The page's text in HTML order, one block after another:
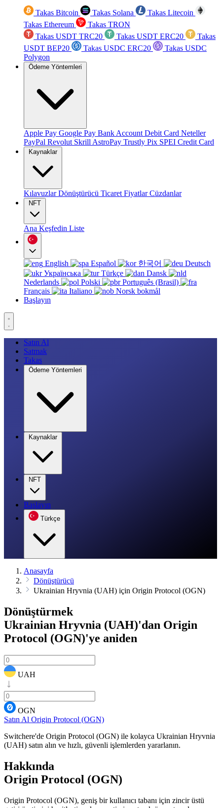
Takas Bitcoin Takas Solana
Takas Litecoin
Takas Ethereum
Takas TRON
Takas USDT TRC20
Takas USDT ERC20
Takas
USDT BEP20
Takas USDC ERC20
Takas USDC
Polygon
Ödeme Yöntemleri
Apple Pay Google Pay Bank Account Debit Card Neteller
PayPal Revolut Skrill AstroPay Trustly Pix SPEI Credit Card
Kaynaklar
KılavuzlarDönüştürücü Ticaret FiyatlarCüzdanlar
NFT
Ana Keşfedin Liste
English Español 한국어
Deutsch
Українська
Türkçe
Dansk
Nederlands
Polski
Português (Brasil)
Français
Italiano
Norsk bokmål
Başlayın
Satın Al
Satmak
Takas
Ödeme Yöntemleri
Kaynaklar
NFT
Başlayın
Türkçe
Anasayfa
Dönüştürücü
Ukrainian Hryvnia (UAH) için Origin Protocol (OGN)
Dönüştürmek
Ukrainian Hryvnia (UAH)'dan Origin
Protocol (OGN)'ye aniden
UAH
OGN
Satın Al Origin Protocol (OGN)
Switchere'de Origin Protocol (OGN) ile kolayca Ukrainian Hryvnia
(UAH) satın alın ve hızlı, güvenli işlemlerden yararlanın.
Hakkında
Origin Protocol (OGN)
Origin Protocol (OGN), geniş bir kullanıcı tabanı için zincir üstü